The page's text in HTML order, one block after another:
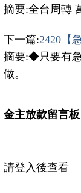
摘要:全台周轉
下一篇:2420【
摘要:◆只要有
做。
金主放款留言板
請登入後查看